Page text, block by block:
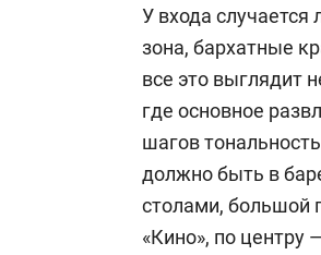
У входа случается
зона, бархатные
все это выглядит
где основное
шагов
должно быть в
столами, большой
«Кино», по